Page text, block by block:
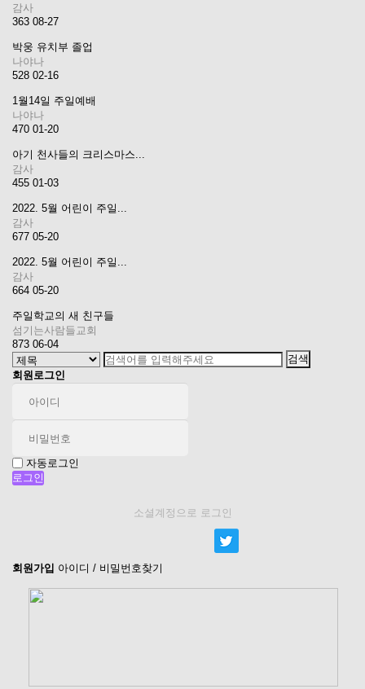
감사
363 08-27
박웅 유치부 졸업
나야나
528 02-16
1월14일 주일예배
나야나
470 01-20
아기 천사들의 크리스마스...
감사
455 01-03
2022. 5월 어린이 주일...
감사
677 05-20
2022. 5월 어린이 주일...
감사
664 05-20
주일학교의 새 친구들
섬기는사람들교회
873 06-04
회원로그인
자동로그인
소셜계정으로 로그인
회원가입 아이디 / 비밀번호찾기